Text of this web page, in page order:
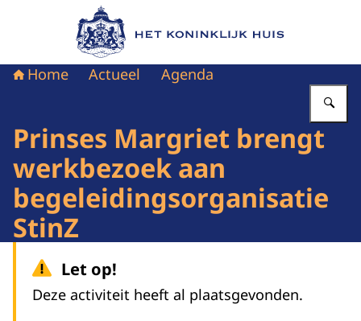
Naar de homepage van Het Koninklijk Huis
Home Actueel Agenda
Prinses Margriet brengt
werkbezoek aan
begeleidingsorganisatie
StinZ
Let op!
Deze activiteit heeft al plaatsgevonden.